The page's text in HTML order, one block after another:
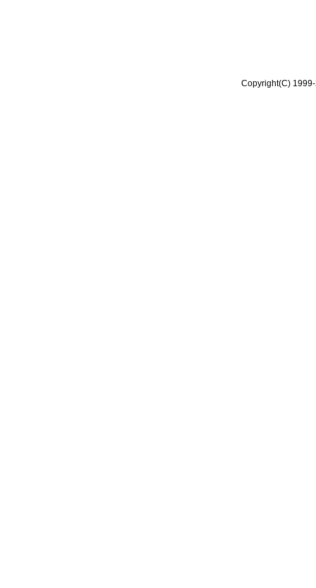
Copyright(C)